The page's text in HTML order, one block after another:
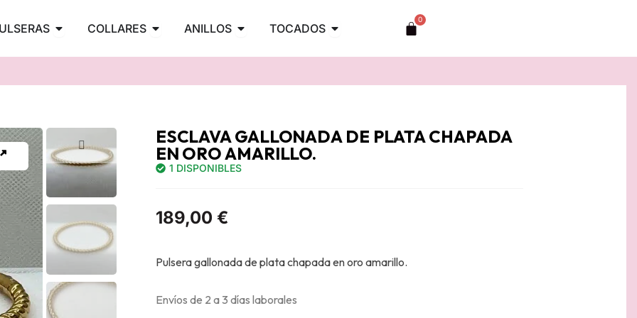
Abrir PULSERAS
COLLARES Abrir COLLARES
ANILLOS Abrir ANILLOS
TOCADOS Abrir TOCADOS 0
Carrito
ESCLAVA GALLONADA DE PLATA CHAPADA
EN ORO AMARILLO.
1 DISPONIBLES
189,00 €
Pulsera gallonada de plata chapada en oro amarillo.
Envíos de 2 a 3 días laborales